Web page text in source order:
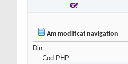
Am modificat navigation
Din
Cod PHP: